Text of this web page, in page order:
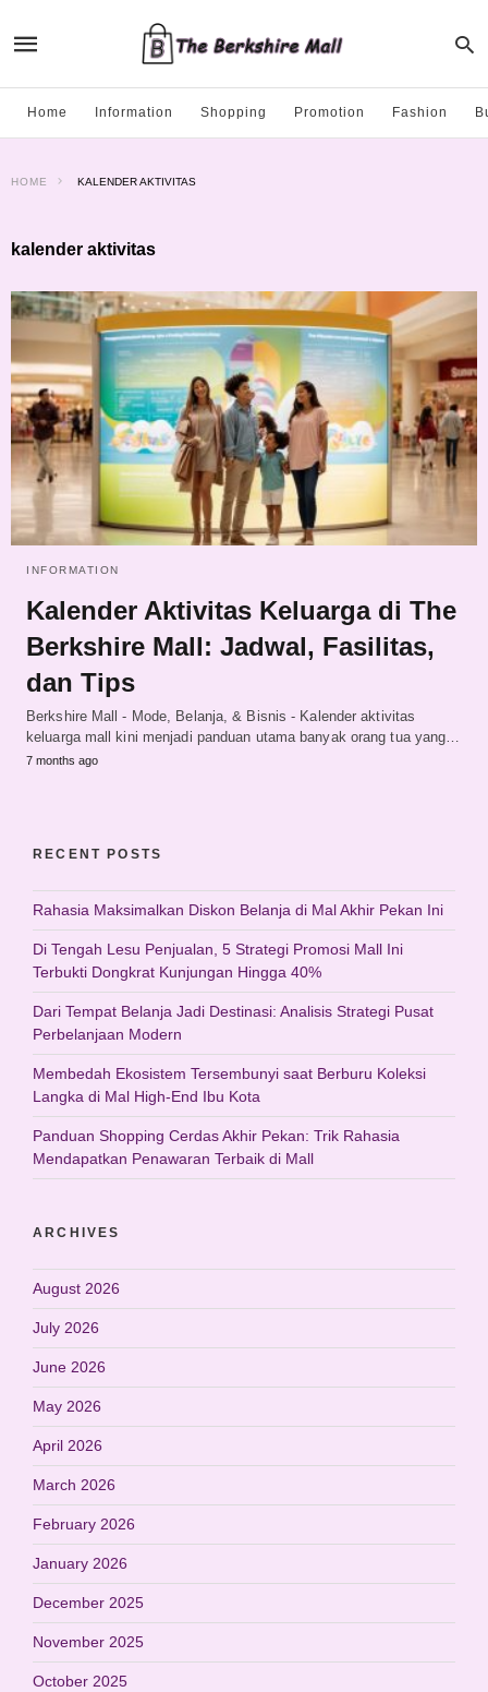
Home Information Shopping Promotion Fashion
HOME KALENDER AKTIVITAS
kalender aktivitas
INFORMATION
Kalender Aktivitas Keluarga di The
Berkshire Mall: Jadwal, Fasilitas,
dan Tips
Berkshire Mall - Mode, Belanja, & Bisnis - Kalender aktivitas
keluarga mall kini menjadi panduan utama banyak orang tua yang…
7 months ago
RECENT POSTS
Rahasia Maksimalkan Diskon Belanja di Mal Akhir Pekan Ini
Di Tengah Lesu Penjualan, 5 Strategi Promosi Mall Ini
Terbukti Dongkrat Kunjungan Hingga 40%
Dari Tempat Belanja Jadi Destinasi: Analisis Strategi Pusat
Perbelanjaan Modern
Membedah Ekosistem Tersembunyi saat Berburu Koleksi
Langka di Mal High-End Ibu Kota
Panduan Shopping Cerdas Akhir Pekan: Trik Rahasia
Mendapatkan Penawaran Terbaik di Mall
ARCHIVES
August 2026
July 2026
June 2026
May 2026
April 2026
March 2026
February 2026
January 2026
December 2025
November 2025
October 2025